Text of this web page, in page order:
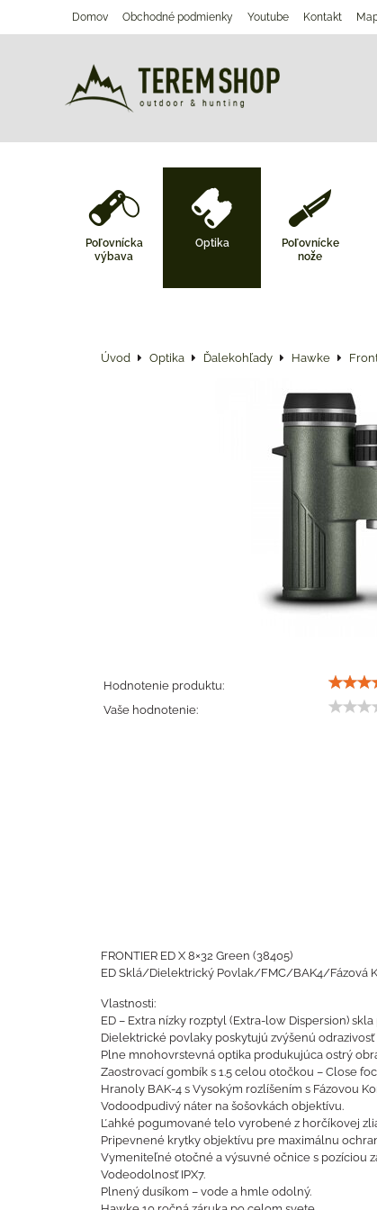
Domov Obchodné podmienky Youtube Kontakt
Poľovnícka
výbava
Optika
Poľovnícke
nože
Úvod Optika Ďalekohľady Hawke
Hodnotenie produktu:
Vaše hodnotenie:
FRONTIER ED X 8×32 Green (38405)
ED Sklá/Dielektrický Povlak/FMC/BAK4/Fázová
Vlastnosti:
ED – Extra nízky rozptyl (Extra-low Dispersion)
Dielektrické povlaky poskytujú zvýšenú odrazivosť
Plne mnohovrstevná optika produkujúca ostrý
Zaostrovací gombík s 1.5 celou otočkou – Close
Hranoly BAK-4 s Vysokým rozlíšením s Fázovou
Vodoodpudivý náter na šošovkách objektívu.
Ľahké pogumované telo vyrobené z horčíkovej
Pripevnené krytky objektívu pre maximálnu
Vymeniteľné otočné a výsuvné očnice s pozíciou
Vodeodolnosť IPX7.
Plnený dusíkom – vode a hmle odolný.